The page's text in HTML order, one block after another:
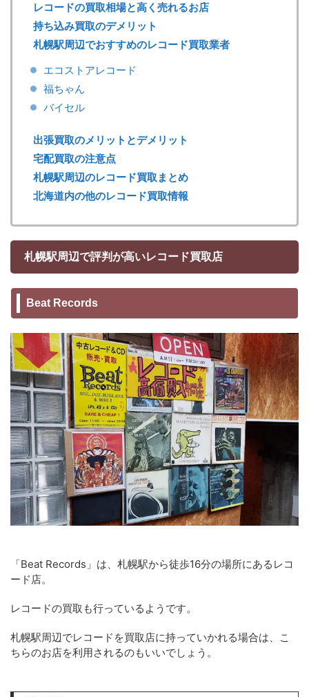
レコードの買取相場と高く売れるお店
持ち込み買取のデメリット
札幌駅周辺でおすすめのレコード買取業者
エコストアレコード
福ちゃん
バイセル
出張買取のメリットとデメリット
宅配買取の注意点
札幌駅周辺のレコード買取まとめ
北海道内の他のレコード買取情報
札幌駅周辺で評判が高いレコード買取店
Beat Records
「Beat Records」は、札幌駅から徒歩16分の場所にあるレコ
ード店。
レコードの買取も行っているようです。
札幌駅周辺でレコードを買取店に持っていかれる場合は、こ
ちらのお店を利用されるのもいいでしょう。